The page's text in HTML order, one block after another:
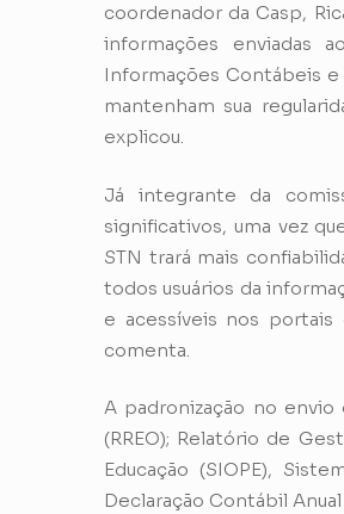
coordenador da Casp,
informações enviadas
Informações Contábeis
mantenham sua
explicou.
Já integrante da
significativos, uma vez
STN trará mais
todos usuários da
e acessíveis nos portais
comenta.
A padronização no
(RREO); Relatório de
Educação (SIOPE),
Declaração Contábil Anual